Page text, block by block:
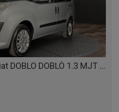
Fiat DOBLO DOBLÒ 1.3 MJT 16V DYNAMIC